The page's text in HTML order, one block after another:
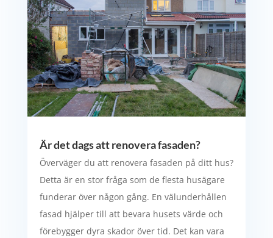
Är det dags att renovera fasaden?
Överväger du att renovera fasaden på ditt hus?
Detta är en stor fråga som de flesta husägare
funderar över någon gång. En välunderhållen
fasad hjälper till att bevara husets värde och
förebygger dyra skador över tid. Det kan vara